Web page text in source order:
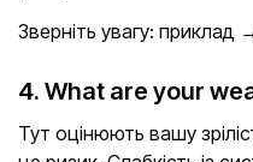
Зверніть увагу: приклад
4. What are your
Тут оцінюють вашу